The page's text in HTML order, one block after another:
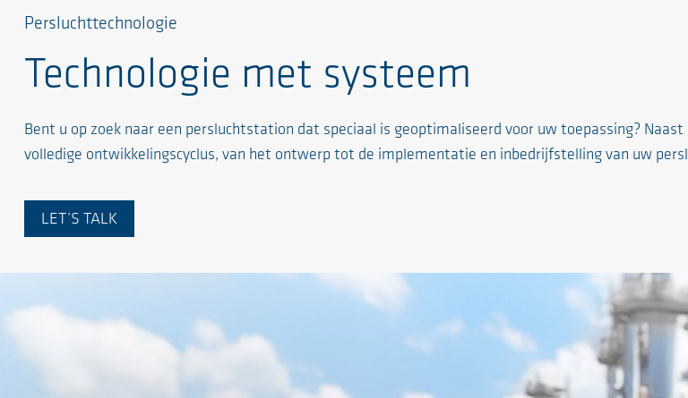
Persluchttechnologie
Technologie met systeem
Bent u op zoek naar een persluchtstation dat speciaal is geoptimaliseerd voor uw toepassing?
volledige ontwikkelingscyclus, van het ontwerp tot de implementatie en inbedrijfstelling van uw
LET’S TALK